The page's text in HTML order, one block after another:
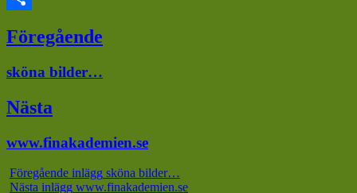
Inläggsnavigering
Föregående
Föregående
sköna bilder…
Nästa
Nästa
www.finakademien.se
Föregående inlägg sköna bilder…
Nästa inlägg www.finakademien.se